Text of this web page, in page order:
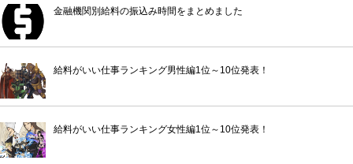
金融機関別給料の振込み時間をまとめました
給料がいい仕事ランキング男性編1位～10位発表！
給料がいい仕事ランキング女性編1位～10位発表！